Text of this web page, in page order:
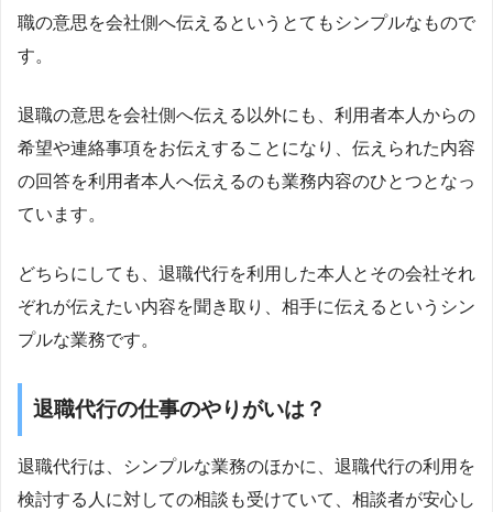
職の意思を会社側へ伝えるというとてもシンプルなもので
す。
退職の意思を会社側へ伝える以外にも、利用者本人からの
希望や連絡事項をお伝えすることになり、伝えられた内容
の回答を利用者本人へ伝えるのも業務内容のひとつとなっ
ています。
どちらにしても、退職代行を利用した本人とその会社それ
ぞれが伝えたい内容を聞き取り、相手に伝えるというシン
プルな業務です。
退職代行の仕事のやりがいは？
退職代行は、シンプルな業務のほかに、退職代行の利用を
検討する人に対しての相談も受けていて、相談者が安心し